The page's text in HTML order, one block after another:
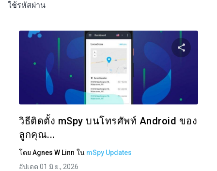
ใช้รหัสผ่าน
วิธีติดตั้ง mSpy บนโทรศัพท์ Android ของ
ลูกคุณ...
โดย Agnes W Linn ใน mSpy Updates
อัปเดต 01 มิ.ย., 2026